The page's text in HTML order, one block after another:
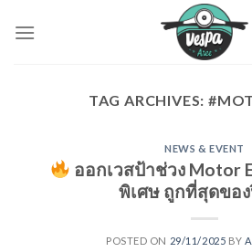
TAG ARCHIVES:
NEWS & EVENT
ออกเวสป้าช่วง Motor
พิเศษ ถูกที่สุดขอ
POSTED ON 29/11/2025 BY